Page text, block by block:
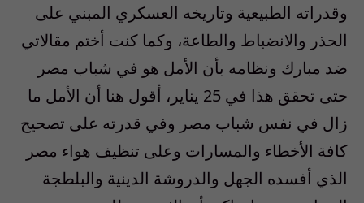
وقدراته الطبيعية وتاريخه العسكري المبني على
الحذر والانضباط والطاعة، وكما كنت أختم مقالاتي
ضد مبارك ونظامه بأن الأمل هو في شباب مصر
حتى تحقق هذا في 25 يناير، أقول هنا أن الأمل ما
زال في نفس شباب مصر وفي قدرته على تصحيح
كافة الأخطاء والمسارات وعلى تنظيف هواء مصر
الذي أفسده الجهل والدروشة الدينية والبلطجة